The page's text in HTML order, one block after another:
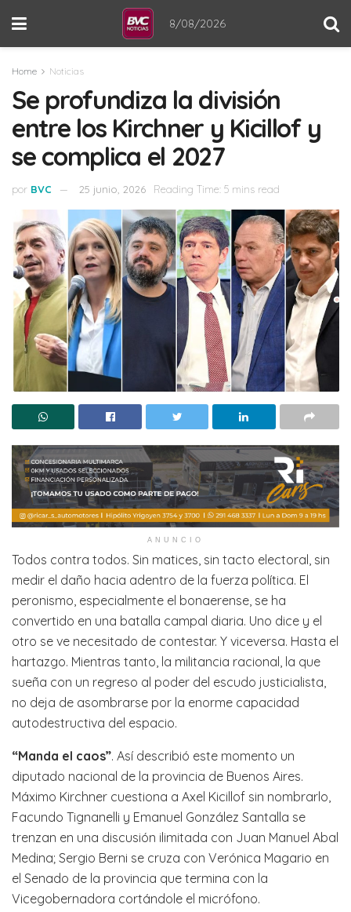
8/08/2026
Home Noticias
Se profundiza la división
entre los Kirchner y Kicillof y
se complica el 2027
por BVC 25 junio, 2026 Reading Time: 5 mins read
ANUNCIO
Todos contra todos. Sin matices, sin tacto electoral, sin
medir el daño hacia adentro de la fuerza política. El
peronismo, especialmente el bonaerense, se ha
convertido en una batalla campal diaria. Uno dice y el
otro se ve necesitado de contestar. Y viceversa. Hasta el
hartazgo. Mientras tanto, la militancia racional, la que
sueña con un regreso al poder del escudo justicialista,
no deja de asombrarse por la enorme capacidad
autodestructiva del espacio.
“Manda el caos”. Así describió este momento un
diputado nacional de la provincia de Buenos Aires.
Máximo Kirchner cuestiona a Axel Kicillof sin nombrarlo,
Facundo Tignanelli y Emanuel González Santalla se
trenzan en una discusión ilimitada con Juan Manuel Abal
Medina; Sergio Berni se cruza con Verónica Magario en
el Senado de la provincia que termina con la
Vicegobernadora cortándole el micrófono.